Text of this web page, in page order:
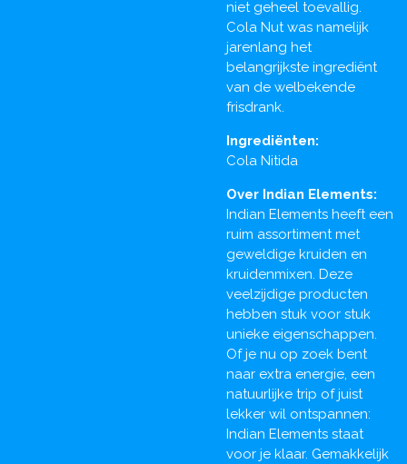
niet geheel toevallig.
Cola Nut was namelijk
jarenlang het
belangrijkste ingrediënt
van de welbekende
frisdrank.
Ingrediënten:
Cola Nitida
Over Indian Elements:
Indian Elements heeft een
ruim assortiment met
geweldige kruiden en
kruidenmixen. Deze
veelzijdige producten
hebben stuk voor stuk
unieke eigenschappen.
Of je nu op zoek bent
naar extra energie, een
natuurlijke trip of juist
lekker wil ontspannen:
Indian Elements staat
voor je klaar. Gemakkelijk